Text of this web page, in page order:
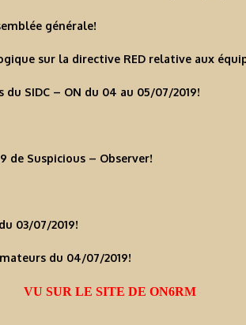
générale!
sur la directive RED relative aux
SIDC – ON du 04 au 05/07/2019!
de Suspicious – Observer!
03/07/2019!
du 04/07/2019!
VU SUR LE SITE DE ON6RM